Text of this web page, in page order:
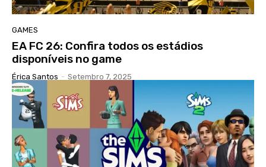
GAMES
EA FC 26: Confira todos os estádios
disponíveis no game
Érica Santos - Setembro 7, 2025